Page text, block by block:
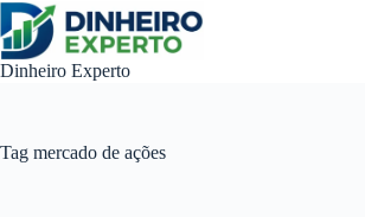
Pular
para
o
conteúdo
Dinheiro Experto
Tag mercado de ações